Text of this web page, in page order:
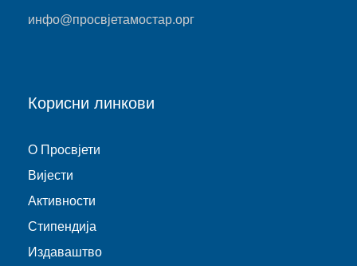
инфо@просвјетамостар.орг
Корисни линкови
O Просвјети
Виjести
Активности
Стипендија
Издаваштво